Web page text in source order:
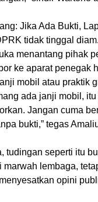
Jika Ada Bukti,
tidak tinggal
menantang pihak
ke aparat penegak
mobil atau praktik
ada janji mobil,
Jangan cuma
bukti,” tegas
tudingan seperti itu
marwah lembaga,
opini